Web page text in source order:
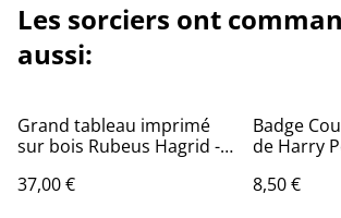
Les sorciers ont
aussi:
Grand tableau imprimé
sur bois Rubeus Hagrid -
37,00 €
Badge
de Harry
8,50 €